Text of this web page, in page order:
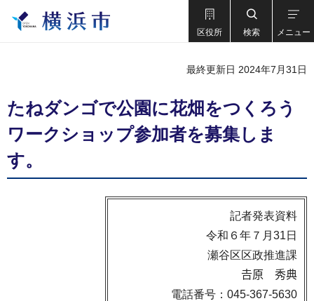
区役所 検索 メニュー
最終更新日 2024年7月31日
たねダンゴで公園に花畑をつくろう
ワークショップ参加者を募集しま
す。
記者発表資料
令和６年７月31日
瀬谷区区政推進課
𠮷原 秀典
電話番号：045-367-5630